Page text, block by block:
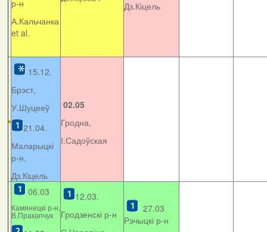
р-н
А.Кальчанка
et al.
Дз.Кіцель
15.12.
Брэст,
У.Шуцееў
21.04.
Маларыцкі
р-н,
Дз.Кіцель
02.05
Гродна,
І.Садоўская
06.03
Камянецкі р-н,
В.Пракапчук
12.03.
Гродзенскі р-н
27.03
Рэчыцкі р-н